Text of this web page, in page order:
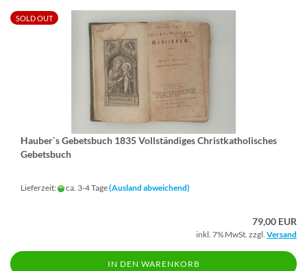
SOLD OUT
Hau­ber`s Ge­bets­buch 1835 Voll­stän­di­ges Christ­ka­tho­li­sches
Ge­bets­buch
Lieferzeit: ca. 3-4 Tage(Ausland abweichend)
79,00 EUR
inkl. 7% MwSt. zzgl. Versand
IN DEN WARENKORB